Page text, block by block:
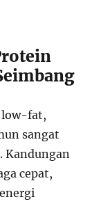
low-fat,
sangat
Kandungan
cepat,